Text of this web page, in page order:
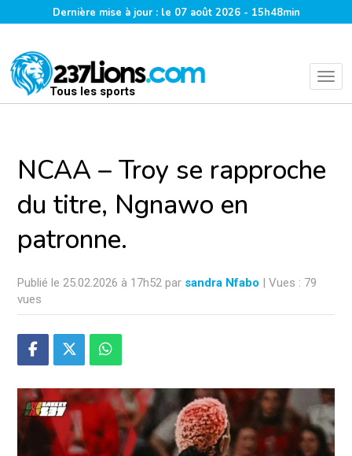
Dernière mise à jour : le 07 août 2026 - 15h48min
Tous les sports
NCAA – Troy se rapproche
du titre, Ngnawo en
patronne.
Publié le 25.02.2026 à 17h52 par sandra Nfabo | Vues : 79
vues